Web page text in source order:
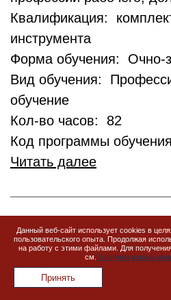
Данный веб-сайт использует cookies в
пользовательского опыта. Продолжая
на работу с этими файлами. Для
см. Политика
Принять
Квалификация:
инструмента
Форма обучения: Очно-
Вид обучения:
обучение
Кол-во часов: 82
Код программы
Читать далее
«Сварщик на
контактной
сварки» (код